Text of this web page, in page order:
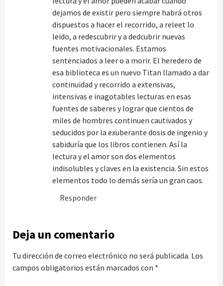
dejamos de existir pero siempre habrá otros
dispuestos a hacer el recorrido, a releet lo
leido, a redescubrir y a dedcubrir nuevas
fuentes motivacionales. Estamos
sentenciados a leer o a morir. El heredero de
esa biblioteca es un nuevo Titan llamado a dar
continuidad y recorrido a extensivas,
intensivas e inagotables lecturas en esas
fuentes de saberes y lograr que cientos de
miles de hombres continuen cautivados y
seducidos por la exuberante dosis de ingenio y
sabiduría que los libros contienen. Así la
lectura y el amor son dos elementos
indisolubles y claves en la existencia. Sin estos
elementos todo lo demás sería un gran caos.
Responder
Deja un comentario
Tu dirección de correo electrónico no será publicada. Los
campos obligatorios están marcados con *